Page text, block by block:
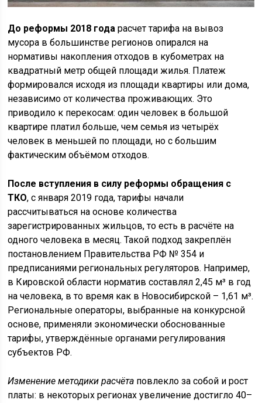
До реформы 2018 года расчет тарифа на вывоз
мусора в большинстве регионов опирался на
нормативы накопления отходов в кубометрах на
квадратный метр общей площади жилья. Платеж
формировался исходя из площади квартиры или дома,
независимо от количества проживающих. Это
приводило к перекосам: один человек в большой
квартире платил больше, чем семья из четырёх
человек в меньшей по площади, но с большим
фактическим объёмом отходов.
После вступления в силу реформы обращения с
ТКО, с января 2019 года, тарифы начали
рассчитываться на основе количества
зарегистрированных жильцов, то есть в расчёте на
одного человека в месяц. Такой подход закреплён
постановлением Правительства РФ № 354 и
предписаниями региональных регуляторов. Например,
в Кировской области норматив составлял 2,45 м³ в год
на человека, в то время как в Новосибирской – 1,61 м³.
Региональные операторы, выбранные на конкурсной
основе, применяли экономически обоснованные
тарифы, утверждённые органами регулирования
субъектов РФ.
Изменение методики расчёта повлекло за собой и рост
платы: в некоторых регионах увеличение достигло 40–